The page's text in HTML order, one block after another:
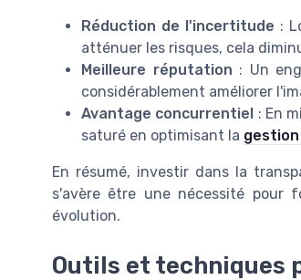
Réduction de l'incertitude :
atténuer les risques, cela
Meilleure réputation : Un
considérablement améliorer
Avantage concurrentiel : En
saturé en optimisant la gestion
En résumé, investir dans la
s'avère être une nécessité pour
évolution.
Outils et techniques